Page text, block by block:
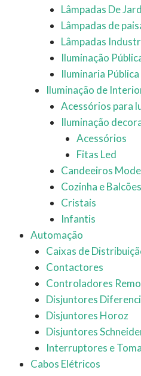
Lâmpadas De
Lâmpadas de
Lâmpadas
Iluminação
Iluminaria Pública
Iluminação de
Acessórios para
Iluminação
Acessórios
Fitas Led
Candeeiros
Cozinha e Balcões
Cristais
Infantis
Automação
Caixas de
Contactores
Controladores
Disjuntores
Disjuntores Horoz
Disjuntores
Interruptores e
Cabos Elétricos